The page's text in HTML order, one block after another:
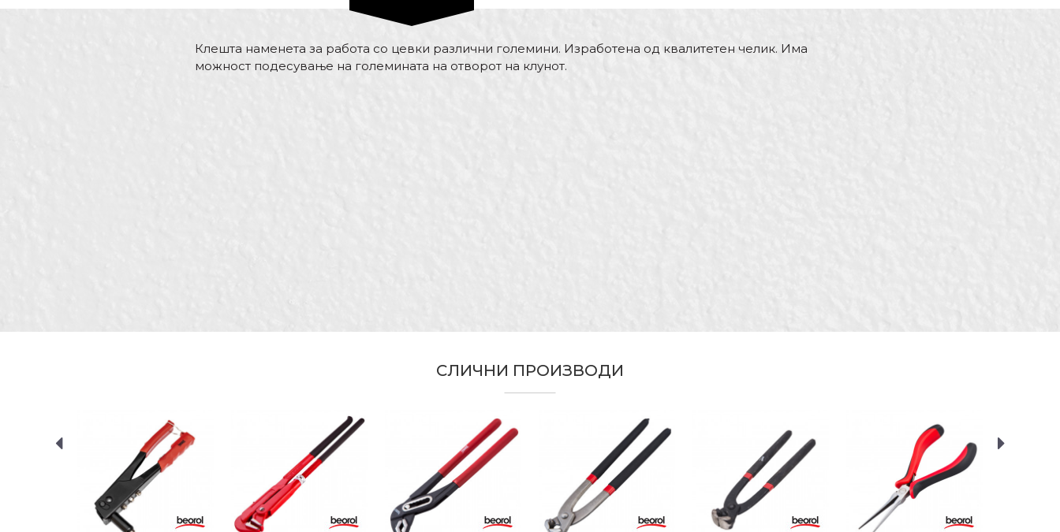
Клешта наменета за работа со цевки различни големини. Изработена од квалитетен челик. Има
можност подесување на големината на отворот на клунот.
СЛИЧНИ ПРОИЗВОДИ